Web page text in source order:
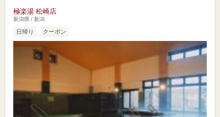
極楽湯 松崎店
新潟県 / 新潟
日帰り クーポン